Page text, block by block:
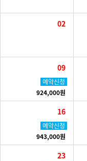
02
09
예약신청
924,000원
16
예약신청
943,000원
23